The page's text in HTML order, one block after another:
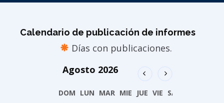
Calendario de publicación de informes
Días con publicaciones.
Agosto 2026
DOM LUN MAR MIE JUE VIE SAB